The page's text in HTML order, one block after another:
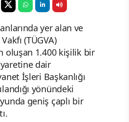
yer alan ve
(TÜGVA)
oluşan 1.400 kişilik bir
dair
İşleri Başkanlığı
yönündeki
geniş çaplı bir